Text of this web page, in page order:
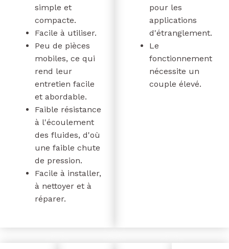
simple et
compacte.
Facile à utiliser.
Peu de pièces
mobiles, ce qui
rend leur
entretien facile
et abordable.
Faible résistance
à l'écoulement
des fluides, d'où
une faible chute
de pression.
Facile à installer,
à nettoyer et à
réparer.
pour les
applications
d'étranglement.
Le
fonctionnement
nécessite un
couple élevé.